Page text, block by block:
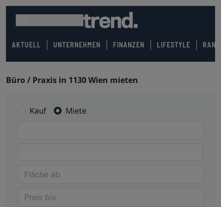
AKTUELL UNTERNEHMEN FINANZEN LIFESTYLE
Büro / Praxis in 1130 Wien mieten
Kauf Miete